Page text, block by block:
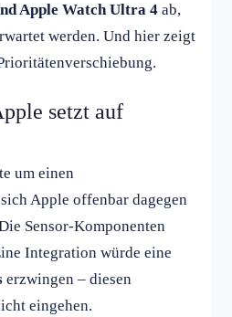
Apple Watch Ultra 4 ab,
werden. Und hier zeigt
setzt auf
um einen
Apple offenbar dagegen
Sensor-Komponenten
Integration würde eine
erzwingen – diesen
eingehen.